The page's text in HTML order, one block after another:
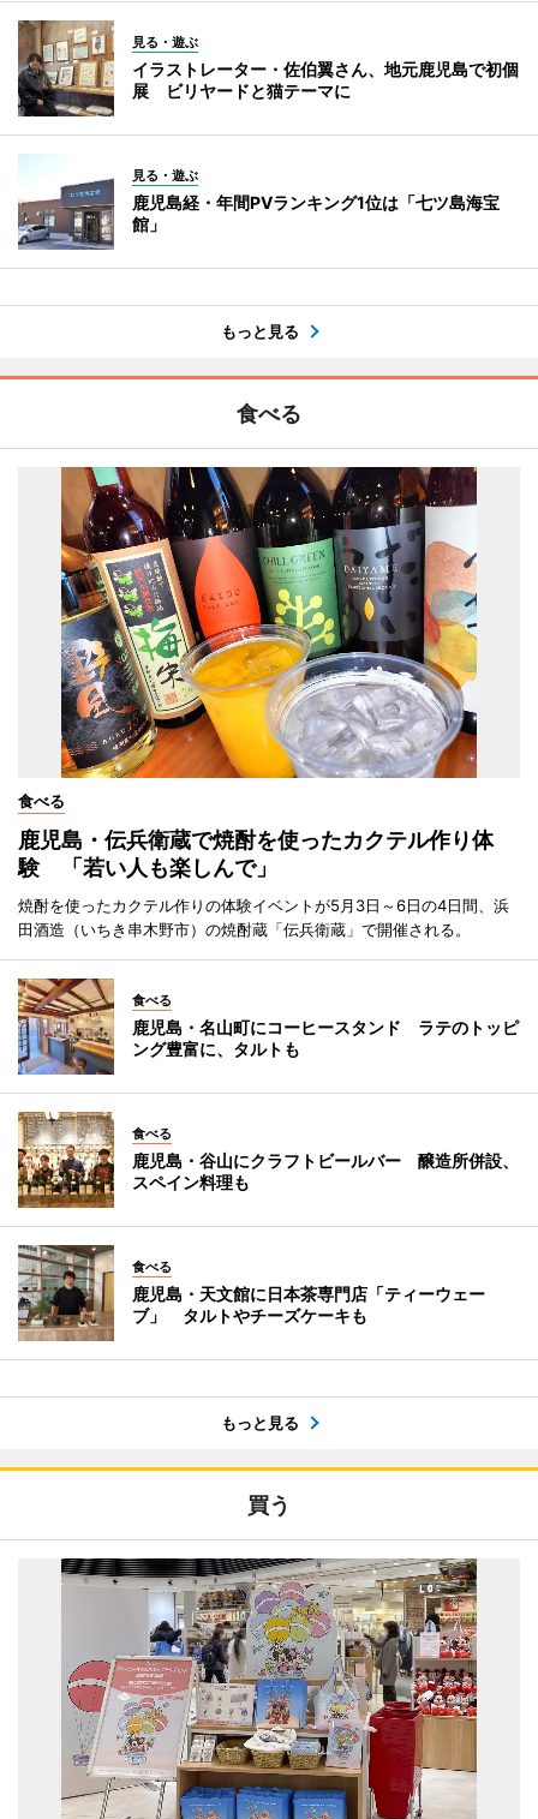
見る・遊ぶ
イラストレーター・佐伯翼さん、地元鹿児島で初個
展 ビリヤードと猫テーマに
見る・遊ぶ
鹿児島経・年間PVランキング1位は「七ツ島海宝
館」
もっと見る
食べる
食べる
鹿児島・伝兵衛蔵で焼酎を使ったカクテル作り体
験 「若い人も楽しんで」
焼酎を使ったカクテル作りの体験イベントが5月3日～6日の4日間、浜
田酒造（いちき串木野市）の焼酎蔵「伝兵衛蔵」で開催される。
食べる
鹿児島・名山町にコーヒースタンド ラテのトッピ
ング豊富に、タルトも
食べる
鹿児島・谷山にクラフトビールバー 醸造所併設、
スペイン料理も
食べる
鹿児島・天文館に日本茶専門店「ティーウェー
ブ」 タルトやチーズケーキも
もっと見る
買う